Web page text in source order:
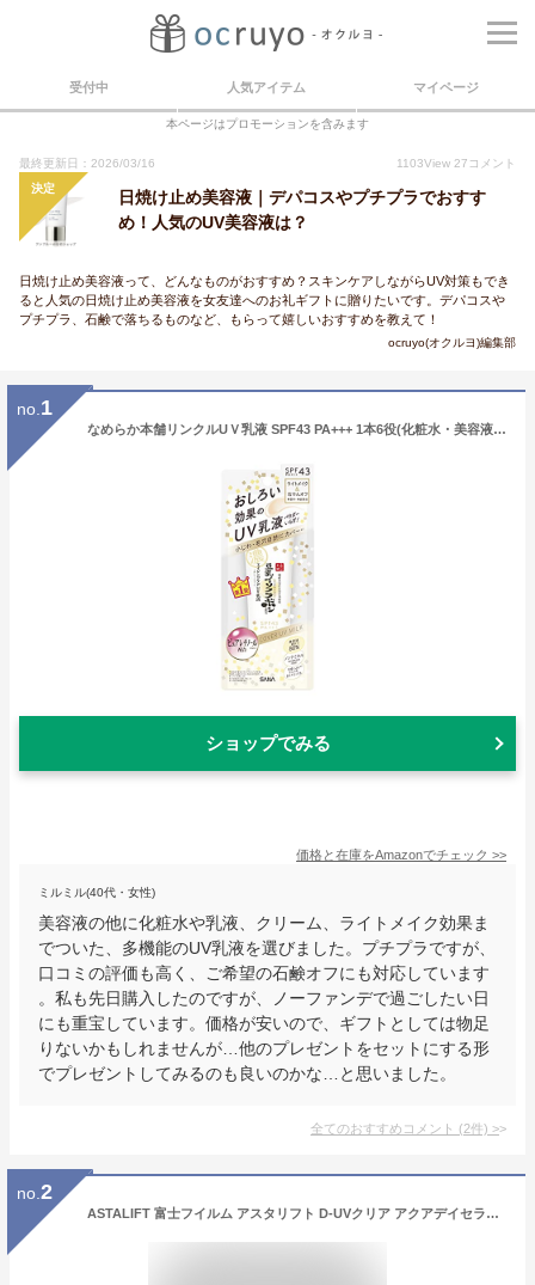
受付中 人気アイテム マイページ
本ページはプロモーションを含みます
最終更新日：2026/03/16 1103View 27 コメント
決定
日焼け止め美容液｜デパコスやプチプラでおすす
め！人気のUV美容液は？
日焼け止め美容液って、どんなものがおすすめ？スキンケアしながらUV対策もでき
ると人気の日焼け止め美容液を女友達へのお礼ギフトに贈りたいです。デパコスや
プチプラ、石鹸で落ちるものなど、もらって嬉しいおすすめを教えて！
ocruyo(オクルヨ)編集部
no. 1
なめらか本舗リンクルUＶ乳液 SPF43 PA+++ 1本6役(化粧水・美容液・乳液・クリーム・UVカット・ライトメイク効果) 石けんオフ 日焼け止め
ショップでみる
価格と在庫をAmazonでチェック >>
ミルミル(40代・女性)
美容液の他に化粧水や乳液、クリーム、ライトメイク効果ま
でついた、多機能のUV乳液を選びました。プチプラですが、
口コミの評価も高く、ご希望の石鹸オフにも対応しています
。私も先日購入したのですが、ノーファンデで過ごしたい日
にも重宝しています。価格が安いので、ギフトとしては物足
りないかもしれませんが…他のプレゼントをセットにする形
でプレゼントしてみるのも良いのかな…と思いました。
全てのおすすめコメント (2件) >
no. 2
ASTALIFT 富士フイルム アスタリフト D-UVクリア アクアデイセラム 30g UVクリア美容液 化粧下地 乳液 SPF50+ PA++++ 日焼け止め 保湿 紫外線